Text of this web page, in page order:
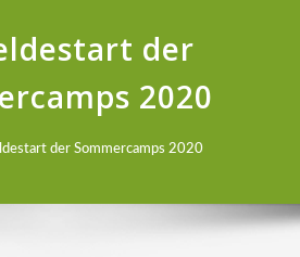
der
2020
der Sommercamps 2020